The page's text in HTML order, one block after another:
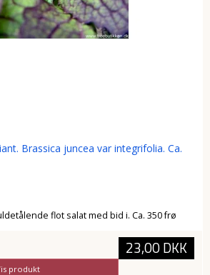
Brassica juncea var integrifolia. Ca.
flot salat med bid i. Ca. 350 frø
23,00 DKK
produkt